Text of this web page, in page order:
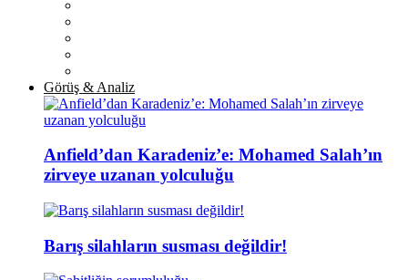
Görüş & Analiz
Anfield’dan Karadeniz’e: Mohamed Salah’ın
zirveye uzanan yolculuğu
Barış silahların susması değildir!